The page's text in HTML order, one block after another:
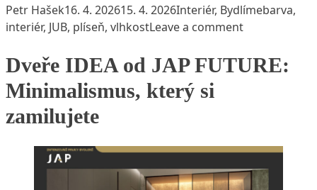
Posted by
Petr Hašek16. 4. 202615. 4. 2026Posted in
Interiér, BydlímeTags:
barva,
interiér, JUB, plíseň, vlhkostLeave a commenton Speciální
Dveře IDEA od JAP FUTURE:
Minimalismus, který si
zamilujete